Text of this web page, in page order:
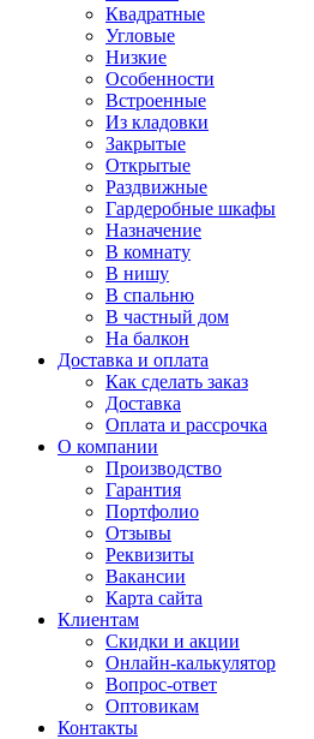
Квадратные
Угловые
Низкие
Особенности
Встроенные
Из кладовки
Закрытые
Открытые
Раздвижные
Гардеробные шкафы
Назначение
В комнату
В нишу
В спальню
В частный дом
На балкон
Доставка и оплата
Как сделать заказ
Доставка
Оплата и рассрочка
О компании
Производство
Гарантия
Портфолио
Отзывы
Реквизиты
Вакансии
Карта сайта
Клиентам
Скидки и акции
Онлайн-калькулятор
Вопрос-ответ
Оптовикам
Контакты